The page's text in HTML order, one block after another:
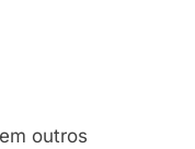
outros